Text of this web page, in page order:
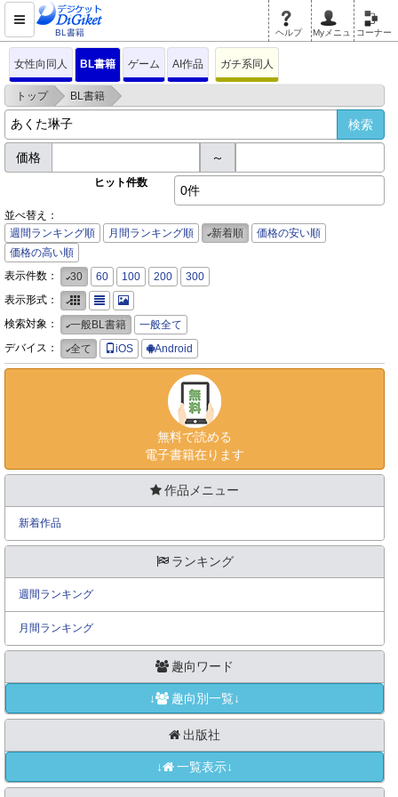
BL書籍 ヘルプ Myメニュ コーナー
女性向同人 BL書籍 ゲーム AI作品 ガチ系同人
トップ > BL書籍 >
価格 ～
ヒット件数
0件
並べ替え：
週間ランキング順
月間ランキング順 新着順
価格の安い順
価格の高い順
表示件数：
30 60 100 200
300
表示形式：
検索対象：
一般BL書籍
一般全て
デバイス：
全て iOS Android
無料で読める
電子書籍在ります
作品メニュー
新着作品
ランキング
週間ランキング
月間ランキング
趣向ワード
↓ 趣向別一覧↓
出版社
↓ 一覧表示↓